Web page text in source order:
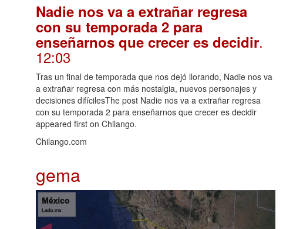
Nadie nos va a extrañar regresa
con su temporada 2 para
enseñarnos que crecer es decidir.
12:03
Tras un final de temporada que nos dejó llorando, Nadie nos va
a extrañar regresa con más nostalgia, nuevos personajes y
decisiones difícilesThe post Nadie nos va a extrañar regresa
con su temporada 2 para enseñarnos que crecer es decidir
appeared first on Chilango.
Chilango.com
gema